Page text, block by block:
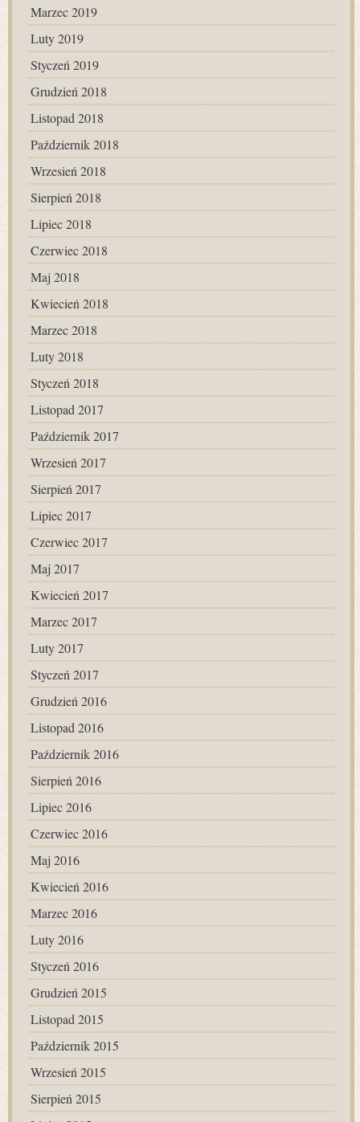
Marzec 2019
Luty 2019
Styczeń 2019
Grudzień 2018
Listopad 2018
Październik 2018
Wrzesień 2018
Sierpień 2018
Lipiec 2018
Czerwiec 2018
Maj 2018
Kwiecień 2018
Marzec 2018
Luty 2018
Styczeń 2018
Listopad 2017
Październik 2017
Wrzesień 2017
Sierpień 2017
Lipiec 2017
Czerwiec 2017
Maj 2017
Kwiecień 2017
Marzec 2017
Luty 2017
Styczeń 2017
Grudzień 2016
Listopad 2016
Październik 2016
Sierpień 2016
Lipiec 2016
Czerwiec 2016
Maj 2016
Kwiecień 2016
Marzec 2016
Luty 2016
Styczeń 2016
Grudzień 2015
Listopad 2015
Październik 2015
Wrzesień 2015
Sierpień 2015